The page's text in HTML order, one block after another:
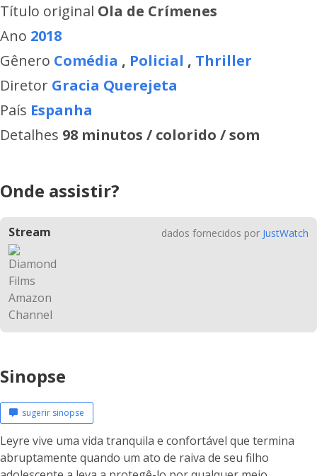
Título original Ola de Crímenes
Ano 2018
Gênero Comédia , Policial , Thriller
Diretor Gracia Querejeta
País Espanha
Detalhes 98 minutos / colorido / som
Onde assistir?
Stream dados fornecidos por JustWatch
Sinopse
sugerir sinopse
Leyre vive uma vida tranquila e confortável que termina
abruptamente quando um ato de raiva de seu filho